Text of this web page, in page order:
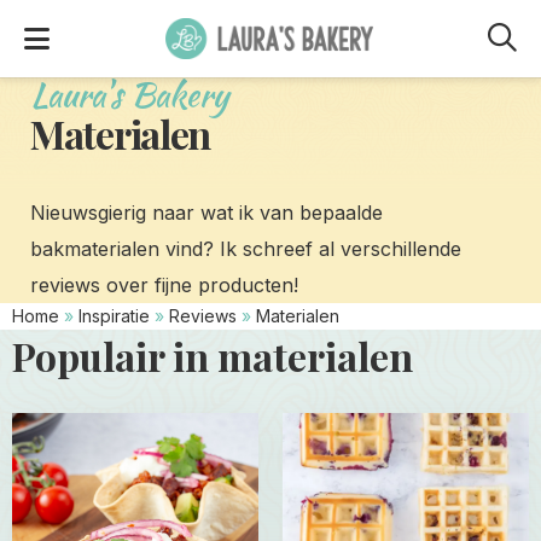
Laura's Bakery
Materialen
Nieuwsgierig naar wat ik van bepaalde
bakmaterialen vind? Ik schreef al verschillende
reviews over fijne producten!
Home » Inspiratie » Reviews » Materialen
Populair in materialen
Read
more
about
Tortilla
Read
more
Wafels